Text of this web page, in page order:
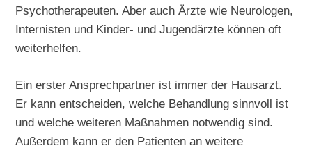
Psychotherapeuten. Aber auch Ärzte wie Neurologen,
Internisten und Kinder- und Jugendärzte können oft
weiterhelfen.
Ein erster Ansprechpartner ist immer der Hausarzt.
Er kann entscheiden, welche Behandlung sinnvoll ist
und welche weiteren Maßnahmen notwendig sind.
Außerdem kann er den Patienten an weitere